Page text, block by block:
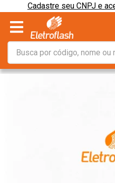
Cadastre seu CNPJ e